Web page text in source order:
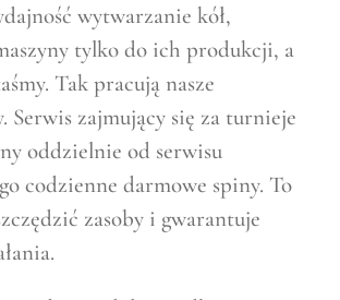
wytwarzanie kół,
tylko do ich produkcji, a
Tak pracują nasze
Serwis zajmujący się za turnieje
oddzielnie od serwisu
codzienne darmowe spiny. To
zasoby i gwarantuje